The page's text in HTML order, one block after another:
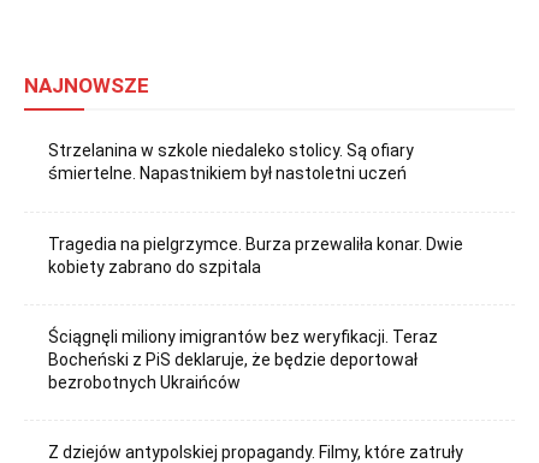
NAJNOWSZE
Strzelanina w szkole niedaleko stolicy. Są ofiary
śmiertelne. Napastnikiem był nastoletni uczeń
Tragedia na pielgrzymce. Burza przewaliła konar. Dwie
kobiety zabrano do szpitala
Ściągnęli miliony imigrantów bez weryfikacji. Teraz
Bocheński z PiS deklaruje, że będzie deportował
bezrobotnych Ukraińców
Z dziejów antypolskiej propagandy. Filmy, które zatruły